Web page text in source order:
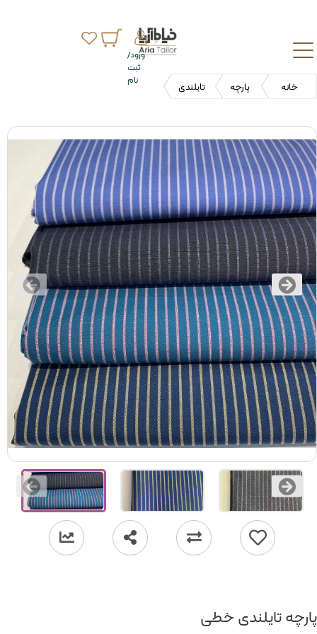
ورود/
ثبت
نام
خانه پارچه تایلندی
پارچه تایلندی خطی